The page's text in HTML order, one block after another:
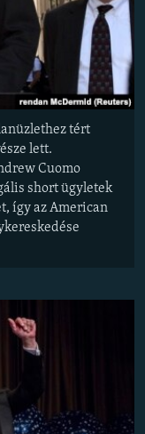
tért
lett.
Cuomo
short ügyletek
így az American